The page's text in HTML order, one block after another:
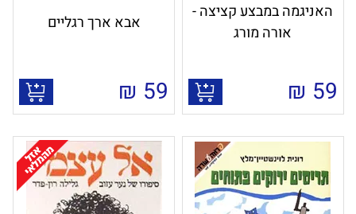
האניגמה במבצע קציצה -
אורה מורג
59
₪
אבא ארך רגליים
59
₪